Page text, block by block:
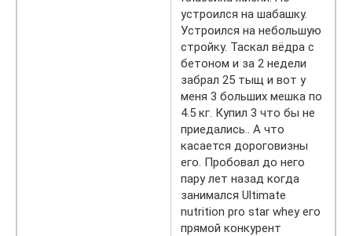
устроился на шабашку.
Устроился на небольшую
стройку. Таскал вёдра с
бетоном и за 2 недели
забрал 25 тыщ и вот у
меня 3 больших мешка по
4.5 кг. Купил 3 что бы не
приедались.. А что
касается дороговизны
его. Пробовал до него
пару лет назад когда
занимался Ultimate
nutrition pro star whey его
прямой конкурент